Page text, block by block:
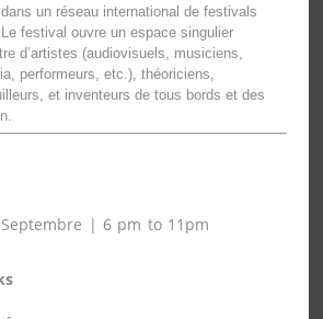
un réseau international de festivals
festival ouvre un espace singulier
d’artistes (audiovisuels, musiciens,
performeurs, etc.), théoriciens,
et inventeurs de tous bords et des
| 6 pm to 11pm